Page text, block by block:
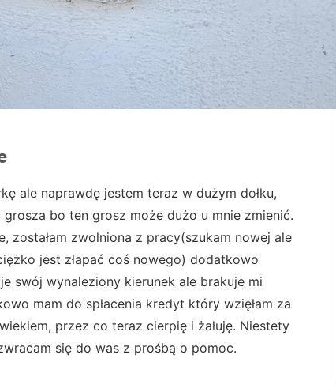
ale naprawdę jestem teraz w dużym dołku,
bo ten grosz może dużo u mnie zmienić.
zostałam zwolniona z pracy(szukam nowej ale
jest złapać coś nowego) dodatkowo
swój wynaleziony kierunek ale brakuje mi
mam do spłacenia kredyt który wzięłam za
przez co teraz cierpię i żałuję. Niestety
się do was z prośbą o pomoc.